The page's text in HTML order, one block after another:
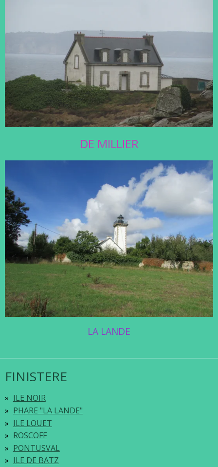
DE MILLIER
LA LANDE
FINISTERE
ILE NOIR
PHARE "LA LANDE"
ILE LOUET
ROSCOFF
PONTUSVAL
ILE DE BATZ